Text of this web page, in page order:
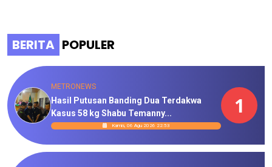
BERITA POPULER
METRONEWS
Hasil Putusan Banding Dua Terdakwa
Kasus 58 kg Shabu Temanny...
Kamis, 06 Agu 2026 22:53
1